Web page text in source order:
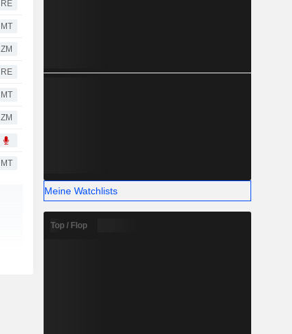
RE
MT
ZM
RE
MT
ZM
MT
Meine Watchlists
Top / Flop